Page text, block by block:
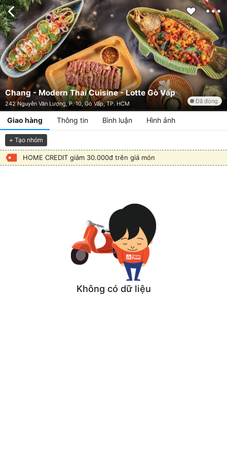
Chang - Modern Thai Cuisine - Lotte Gò Vấp
242 Nguyễn Văn Lượng, P. 10, Gò Vấp, TP. HCM Đã đóng
Giao hàng Thông tin Bình luận Hình ảnh
+ Tạo nhóm
HOME CREDIT giảm 30.000đ trên giá món
Không có dữ liệu